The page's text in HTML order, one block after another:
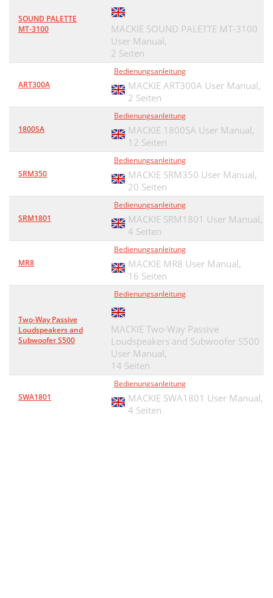
SOUND PALETTE
MT-3100
MACKIE SOUND PALETTE MT-3100
User Manual,
2 Seiten
ART300A
Bedienungsanleitung
MACKIE ART300A User Manual,
2 Seiten
1800SA
Bedienungsanleitung
MACKIE 1800SA User Manual,
12 Seiten
SRM350
Bedienungsanleitung
MACKIE SRM350 User Manual,
20 Seiten
SRM1801
Bedienungsanleitung
MACKIE SRM1801 User Manual,
4 Seiten
MR8
Bedienungsanleitung
MACKIE MR8 User Manual,
16 Seiten
Two-Way Passive
Loudspeakers and
Subwoofer S500
Bedienungsanleitung
MACKIE Two-Way Passive
Loudspeakers and Subwoofer S500
User Manual,
14 Seiten
SWA1801
Bedienungsanleitung
MACKIE SWA1801 User Manual,
4 Seiten